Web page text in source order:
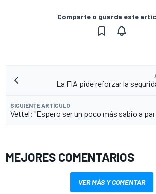
Comparte o guarda este
La FIA pide reforzar la
SIGUIENTE ARTÍCULO
Vettel: "Espero ser un poco más sabio a
MEJORES COMENTARIOS
VER MÁS Y COMENTAR